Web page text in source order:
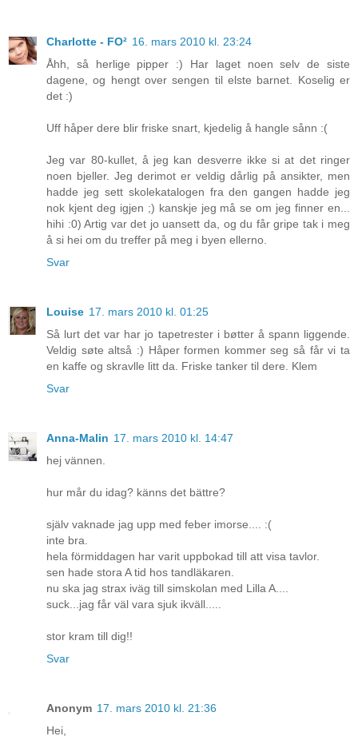
Charlotte - FO² 16. mars 2010 kl. 23:24
Åhh, så herlige pipper :) Har laget noen selv de siste
dagene, og hengt over sengen til elste barnet. Koselig er
det :)
Uff håper dere blir friske snart, kjedelig å hangle sånn :(
Jeg var 80-kullet, å jeg kan desverre ikke si at det ringer
noen bjeller. Jeg derimot er veldig dårlig på ansikter, men
hadde jeg sett skolekatalogen fra den gangen hadde jeg
nok kjent deg igjen ;) kanskje jeg må se om jeg finner en...
hihi :0) Artig var det jo uansett da, og du får gripe tak i meg
å si hei om du treffer på meg i byen ellerno.
Svar
Louise 17. mars 2010 kl. 01:25
Så lurt det var har jo tapetrester i bøtter å spann liggende.
Veldig søte altså :) Håper formen kommer seg så får vi ta
en kaffe og skravlle litt da. Friske tanker til dere. Klem
Svar
Anna-Malin 17. mars 2010 kl. 14:47
hej vännen.
hur mår du idag? känns det bättre?
själv vaknade jag upp med feber imorse.... :(
inte bra.
hela förmiddagen har varit uppbokad till att visa tavlor.
sen hade stora A tid hos tandläkaren.
nu ska jag strax iväg till simskolan med Lilla A....
suck...jag får väl vara sjuk ikväll.....
stor kram till dig!!
Svar
Anonym 17. mars 2010 kl. 21:36
Hei,